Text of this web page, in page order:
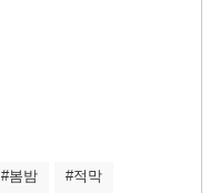
#봄밤 #적막